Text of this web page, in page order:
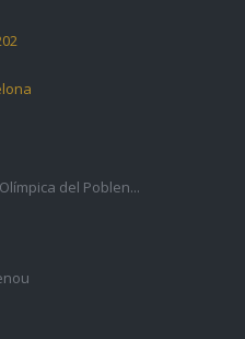
del Poblen...